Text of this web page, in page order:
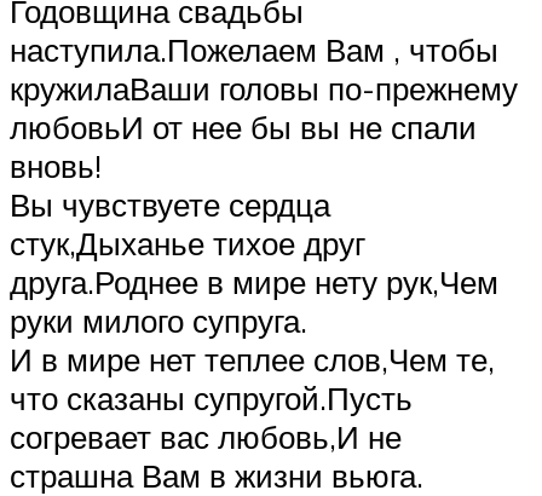
Годовщина свадьбы
наступила.Пожелаем Вам , чтобы
кружилаВаши головы по-прежнему
любовьИ от нее бы вы не спали
вновь!
Вы чувствуете сердца
стук,Дыханье тихое друг
друга.Роднее в мире нету рук,Чем
руки милого супруга.
И в мире нет теплее слов,Чем те,
что сказаны супругой.Пусть
согревает вас любовь,И не
страшна Вам в жизни вьюга.